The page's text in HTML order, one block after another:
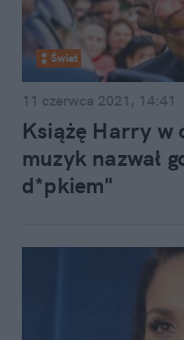
Świat
11 czerwca 2021, 14:41
Książę Harry
muzyk nazwał
d*pkiem"